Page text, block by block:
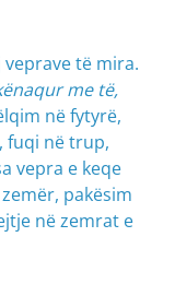
të mira.
me të,
në fytyrë,
fuqi në trup,
vepra e keqe
pakësim
në zemrat e